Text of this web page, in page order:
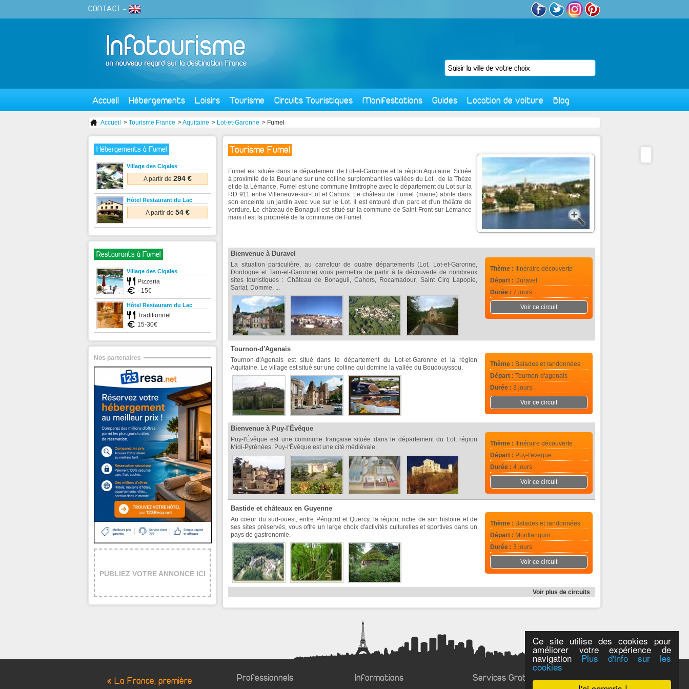
Ce site utilise des cookies pour
améliorer votre expérience de
navigation Plus d'info sur les
cookies
CONTACT -
Accueil Hébergements Loisirs Tourisme Circuits Touristiques Manifestations Guides Location de voiture Blog
Accueil > Tourisme France >Aquitaine > Lot-et-Garonne > Fumel
Tourisme Fumel
Fumel est située dans le département de Lot-et-Garonne et la région Aquitaine. Située
à proximité de la Bouriane sur une colline surplombant les vallées du Lot , de la Thèze
et de la Lémance, Fumel est une commune limitrophe avec le département du Lot sur la
RD 911 entre Villeneuve-sur-Lot et Cahors. Le château de Fumel (mairie) abrite dans
son enceinte un jardin avec vue sur le Lot. Il est entouré d'un parc et d'un théâtre de
verdure. Le château de Bonaguil est situé sur la commune de Saint-Front-sur-Lémance
mais il est la propriété de la commune de Fumel.
Bienvenue à Duravel
Thème : Itinéraire découverte
Départ : Duravel
Durée : 7 jours
Voir ce circuit
La situation particulière, au carrefour de quatre départements (Lot, Lot-et-Garonne,
Dordogne et Tarn-et-Garonne) vous permettra de partir à la découverte de nombreux
sites touristiques : Château de Bonaguil, Cahors, Rocamadour, Saint Cirq Lapopie,
Sarlat, Domme, ...
Tournon-d'Agenais
Thème : Balades et randonnées
Départ : Tournon-d'agenais
Durée : 3 jours
Voir ce circuit
Tournon-d'Agenais est situé dans le département du Lot-et-Garonne et la région
Aquitaine. Le village est situé sur une colline qui domine la vallée du Boudouyssou.
Bienvenue à Puy-l'Évêque
Thème : Itinéraire découverte
Départ : Puy-l'eveque
Durée : 4 jours
Voir ce circuit
Puy-l'Évêque est une commune française située dans le département du Lot, région
Midi-Pyrénées. Puy-l'Évêque est une cité médiévale.
Bastide et châteaux en Guyenne
Thème : Balades et randonnées
Départ : Monflanquin
Durée : 3 jours
Voir ce circuit
Au coeur du sud-ouest, entre Périgord et Quercy, la région, riche de son histoire et de
ses sites préservés, vous offre un large choix d'activités culturelles et sportives dans un
pays de gastronomie.
Voir plus de circuits
Hébergements à Fumel
Village des Cigales
A partir de 294 €
Hôtel Restaurant du Lac
A partir de 54 €
Restaurants à Fumel
Village des Cigales
Pizzeria
- 15€
Hôtel Restaurant du Lac
Traditionnel
15-30€
Nos partenaires
PUBLIEZ VOTRE ANNONCE ICI
« La France, première
Professionnels Informations Services Gratuits